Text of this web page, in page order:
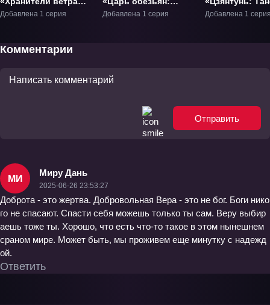
Фильм-1
Добавлена 1 серия
Герой вернулся»
Добавлена 1 серия
ветром»
Добавлена 1
Комментарии
Отправить
МИ
Миру Дань
2025-06-26 23:53:27
Доброта - это жертва. Добровольная Вера - это не бог. Боги нико
го не спасают. Спасти себя можешь только ты сам. Веру выбир
аешь тоже ты. Хорошо, что есть что-то такое в этом нынешнем
сраном мире. Может быть, мы проживем еще минутку с надежд
ой.
Ответить